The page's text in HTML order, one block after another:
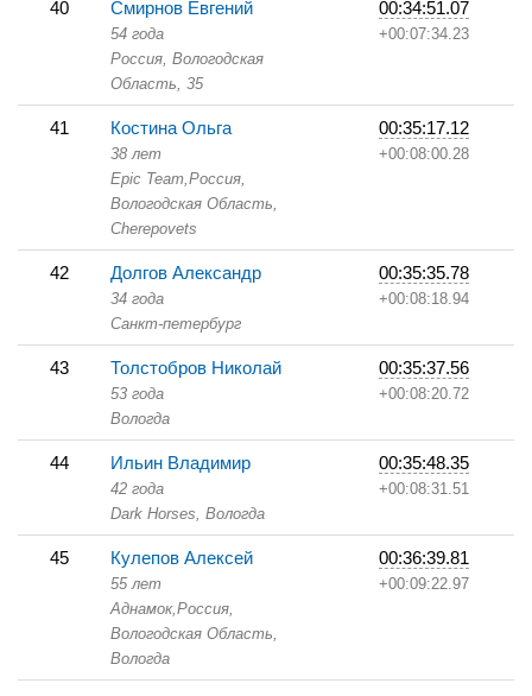
40 Смирнов Евгений
54 года
Россия, Вологодская
Область, 35
00:34:51.07
+00:07:34.23
41 Костина Ольга
38 лет
Epic Team,Россия,
Вологодская Область,
Cherepovets
00:35:17.12
+00:08:00.28
42 Долгов Александр
34 года
Санкт-петербург
00:35:35.78
+00:08:18.94
43 Толстобров Николай
53 года
Вологда
00:35:37.56
+00:08:20.72
44 Ильин Владимир
42 года
Dark Horses, Вологда
00:35:48.35
+00:08:31.51
45 Кулепов Алексей
55 лет
Аднамок,Россия,
Вологодская Область,
Вологда
00:36:39.81
+00:09:22.97